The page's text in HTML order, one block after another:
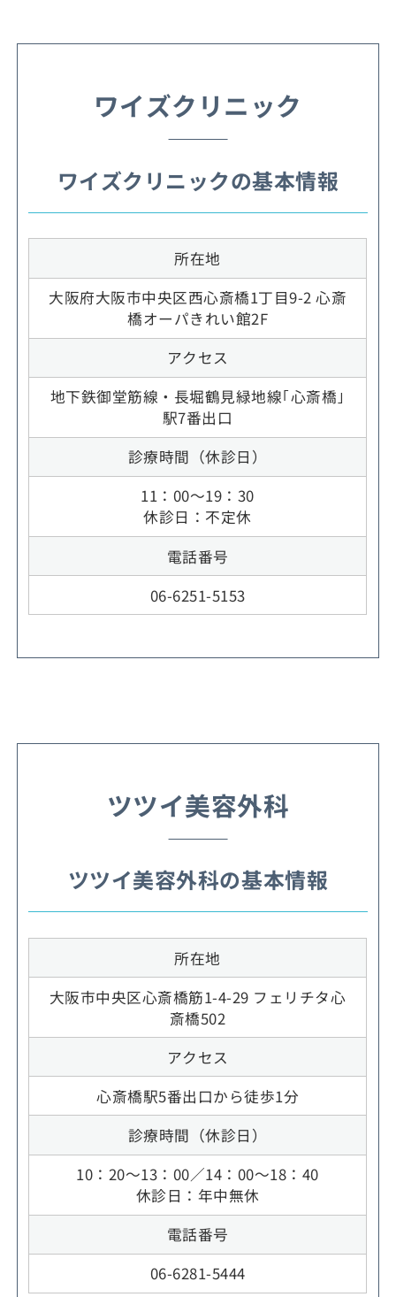
ワイズクリニック
ワイズクリニックの基本情報
所在地
大阪府大阪市中央区西心斎橋1丁目9-2 心斎
橋オーパきれい館2F
アクセス
地下鉄御堂筋線・長堀鶴見緑地線｢心斎橋｣
駅7番出口
診療時間（休診日）
11：00～19：30
休診日：不定休
電話番号
06-6251-5153
ツツイ美容外科
ツツイ美容外科の基本情報
所在地
大阪市中央区心斎橋筋1-4-29 フェリチタ心
斎橋502
アクセス
心斎橋駅5番出口から徒歩1分
診療時間（休診日）
10：20～13：00／14：00～18：40
休診日：年中無休
電話番号
06-6281-5444